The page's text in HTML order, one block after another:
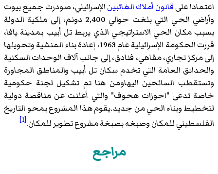
اعتمادا علىقانون أملاك الغائبينالإسرائيلي، صودرت جميع بيوت
وأراضي الحي التي بلغت حوالي 2,400 دونم، إلى ملكية الدولة
بسبب مكان الحي الاستراتيجي الذي يربط تل أبيب بمدينة يافا،
قررت الحكومة الإسرائيلية عام 1963، إعادة بناء المنشية وتحويلها
إلى مركز تجاري، مقاهي، فنادق، إلى جانب آلاف الوحدات السكنية
والحدائق العامة التي تخدم سكان تل أبيب والمناطق المجاورة
وتستقطب السائحين اليهاومن هنا تم تشكيل لجنة حكومية
خاصة تدعى "احوزات هحوف" والتي أعلنت عن مناقصة دولية
لتخطيط وبناء الحي من جديد.يقوم هذا المشروع بمحو التاريخ
الفلسطيني للمكان وصبغه بصبغة مشروع تطوير للمكان.[1]
مراجع